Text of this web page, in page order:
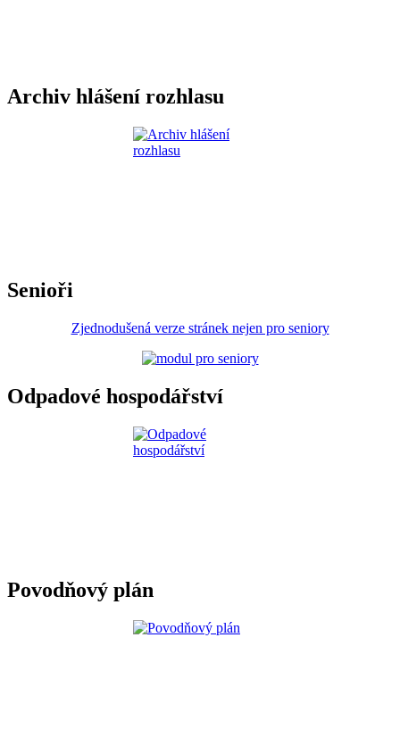
Archiv hlášení rozhlasu
Senioři
Zjednodušená verze stránek nejen pro seniory
Odpadové hospodářství
Povodňový plán